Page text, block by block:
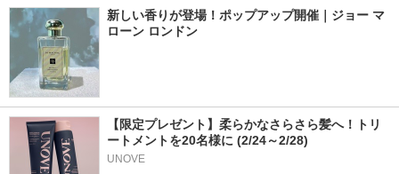
新しい香りが登場！ポップアップ開催｜ジョー マ
ローン ロンドン
【限定プレゼント】柔らかなさらさら髪へ！トリ
ートメントを20名様に (2/24～2/28)
UNOVE